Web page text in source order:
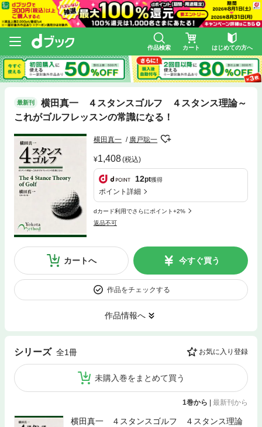
作品検索 カート はじめての方へ
最新刊
横田真一 ４スタンスゴルフ ４スタンス理論～
これがゴルフレッスンの常識になる！
横田真一 廣戸聡一
1,408(税込)
12pt獲得
ポイント詳細
dカード利用でさらにポイント+2%
返品不可
カートへ 今すぐ買う
作品をチェックする
作品情報へ
シリーズ 全1冊 お気に入り登録
未購入巻をまとめて買う
1巻から | 最新刊から
横田真一 ４スタンスゴルフ ４スタンス理論